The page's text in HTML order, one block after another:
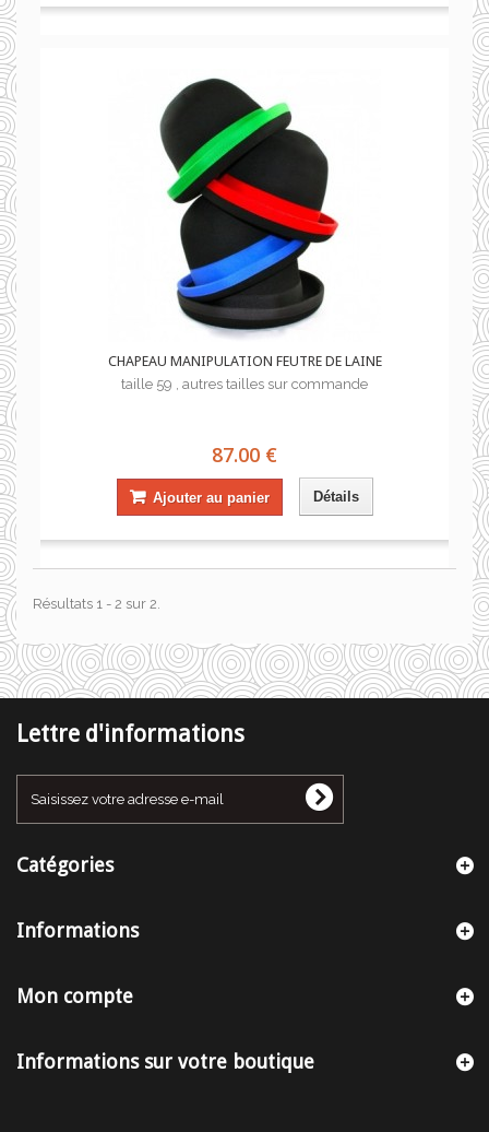
CHAPEAU MANIPULATION FEUTRE DE LAINE
taille 59 , autres tailles sur commande
87.00 €
Ajouter au panier Détails
Résultats 1 - 2 sur 2.
Lettre d'informations
Catégories
Informations
Mon compte
Informations sur votre boutique